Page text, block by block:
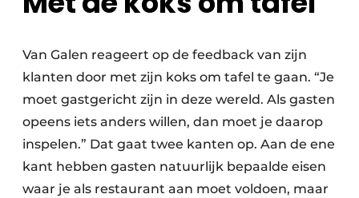
Van Galen reageert op de feedback van zijn
klanten door met zijn koks om tafel te gaan. “Je
moet gastgericht zijn in deze wereld. Als gasten
opeens iets anders willen, dan moet je daarop
inspelen.” Dat gaat twee kanten op. Aan de ene
kant hebben gasten natuurlijk bepaalde eisen
waar je als restaurant aan moet voldoen, maar